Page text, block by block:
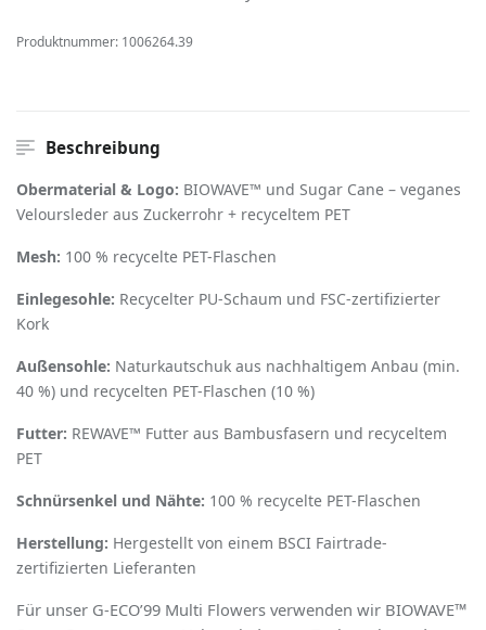
Produktnummer: 1006264.39
Beschreibung
Obermaterial & Logo: BIOWAVE™ und Sugar Cane – veganes
Veloursleder aus Zuckerrohr + recyceltem PET
Mesh: 100 % recycelte PET-Flaschen
Einlegesohle: Recycelter PU-Schaum und FSC-zertifizierter
Kork
Außensohle: Naturkautschuk aus nachhaltigem Anbau (min.
40 %) und recycelten PET-Flaschen (10 %)
Futter: REWAVE™ Futter aus Bambusfasern und recyceltem
PET
Schnürsenkel und Nähte: 100 % recycelte PET-Flaschen
Herstellung: Hergestellt von einem BSCI Fairtrade-
zertifizierten Lieferanten
Für unser G-ECO’99 Multi Flowers verwenden wir BIOWAVE™